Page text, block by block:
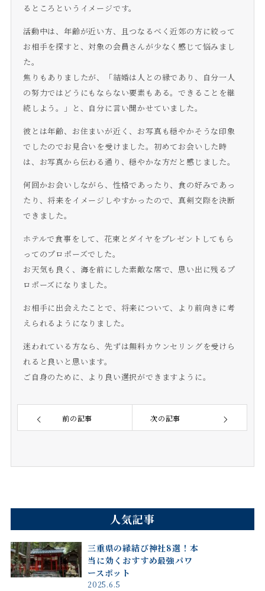
るところというイメージです。
活動中は、年齢が近い方、且つなるべく近郊の方に絞って
お相手を探すと、対象の会員さんが少なく感じて悩みまし
た。
焦りもありましたが、「結婚は人との縁であり、自分一人
の努力ではどうにもならない要素もある。できることを継
続しよう。」と、自分に言い聞かせていました。
彼とは年齢、お住まいが近く、お写真も穏やかそうな印象
でしたのでお見合いを受けました。初めてお会いした時
は、お写真から伝わる通り、穏やかな方だと感じました。
何回かお会いしながら、性格であったり、食の好みであっ
たり、将来をイメージしやすかったので、真剣交際を決断
できました。
ホテルで食事をして、花束とダイヤをプレゼントしてもら
ってのプロポーズでした。
お天気も良く、海を前にした素敵な席で、思い出に残るプ
ロポーズになりました。
お相手に出会えたことで、将来について、より前向きに考
えられるようになりました。
迷われている方なら、先ずは無料カウンセリングを受けら
れると良いと思います。
ご自身のために、より良い選択ができますように。
前の記事 次の記事
人気記事
三重県の縁結び神社8選！本
当に効くおすすめ最強パワ
ースポット
2025.6.5